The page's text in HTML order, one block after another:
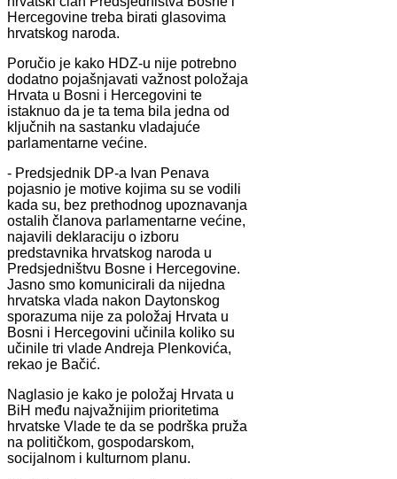
Hercegovine treba birati glasovima
hrvatskog naroda.
Poručio je kako HDZ-u nije potrebno
dodatno pojašnjavati važnost položaja
Hrvata u Bosni i Hercegovini te
istaknuo da je ta tema bila jedna od
ključnih na sastanku vladajuće
parlamentarne većine.
- Predsjednik DP-a Ivan Penava
pojasnio je motive kojima su se vodili
kada su, bez prethodnog upoznavanja
ostalih članova parlamentarne većine,
najavili deklaraciju o izboru
predstavnika hrvatskog naroda u
Predsjedništvu Bosne i Hercegovine.
Jasno smo komunicirali da nijedna
hrvatska vlada nakon Daytonskog
sporazuma nije za položaj Hrvata u
Bosni i Hercegovini učinila koliko su
učinile tri vlade Andreja Plenkovića,
rekao je Bačić.
Naglasio je kako je položaj Hrvata u
BiH među najvažnijim prioritetima
hrvatske Vlade te da se podrška pruža
na političkom, gospodarskom,
socijalnom i kulturnom planu.